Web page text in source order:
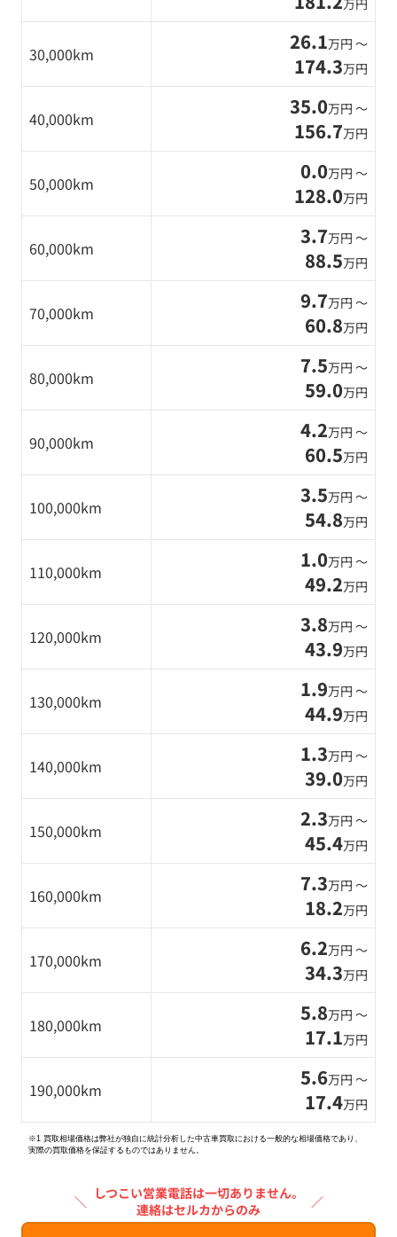
万円
30,000km 26.1万円 〜
174.3万円
40,000km 35.0万円 〜
156.7万円
50,000km 0.0万円 〜
128.0万円
60,000km 3.7万円 〜
88.5万円
70,000km 9.7万円 〜
60.8万円
80,000km 7.5万円 〜
59.0万円
90,000km 4.2万円 〜
60.5万円
100,000km 3.5万円 〜
54.8万円
110,000km 1.0万円 〜
49.2万円
120,000km 3.8万円 〜
43.9万円
130,000km 1.9万円 〜
44.9万円
140,000km 1.3万円 〜
39.0万円
150,000km 2.3万円 〜
45.4万円
160,000km 7.3万円 〜
18.2万円
170,000km 6.2万円 〜
34.3万円
180,000km 5.8万円 〜
17.1万円
190,000km 5.6万円 〜
17.4万円
※1 買取相場価格は弊社が独自に統計分析した中古車買取における一般的な相場価格であり、
実際の買取価格を保証するものではありません。
＼ しつこい営業電話は一切ありません。
連絡はセルカからのみ
／